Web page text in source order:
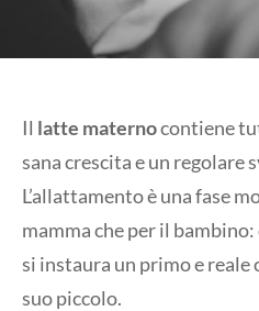
Il latte maternocontiene
sana crescita e un regolare
L’allattamento è una fase
mamma che per il
si instaura un primo e
suo piccolo.